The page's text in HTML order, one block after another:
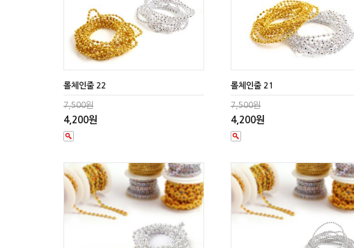
롤체인줄 22
7,500원
4,200원
롤체인줄 21
7,500원
4,200원